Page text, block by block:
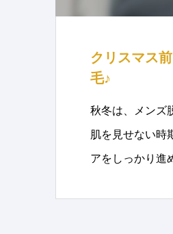
クリスマス
毛♪
秋冬は、メンズ
肌を見せない時
アをしっかり進